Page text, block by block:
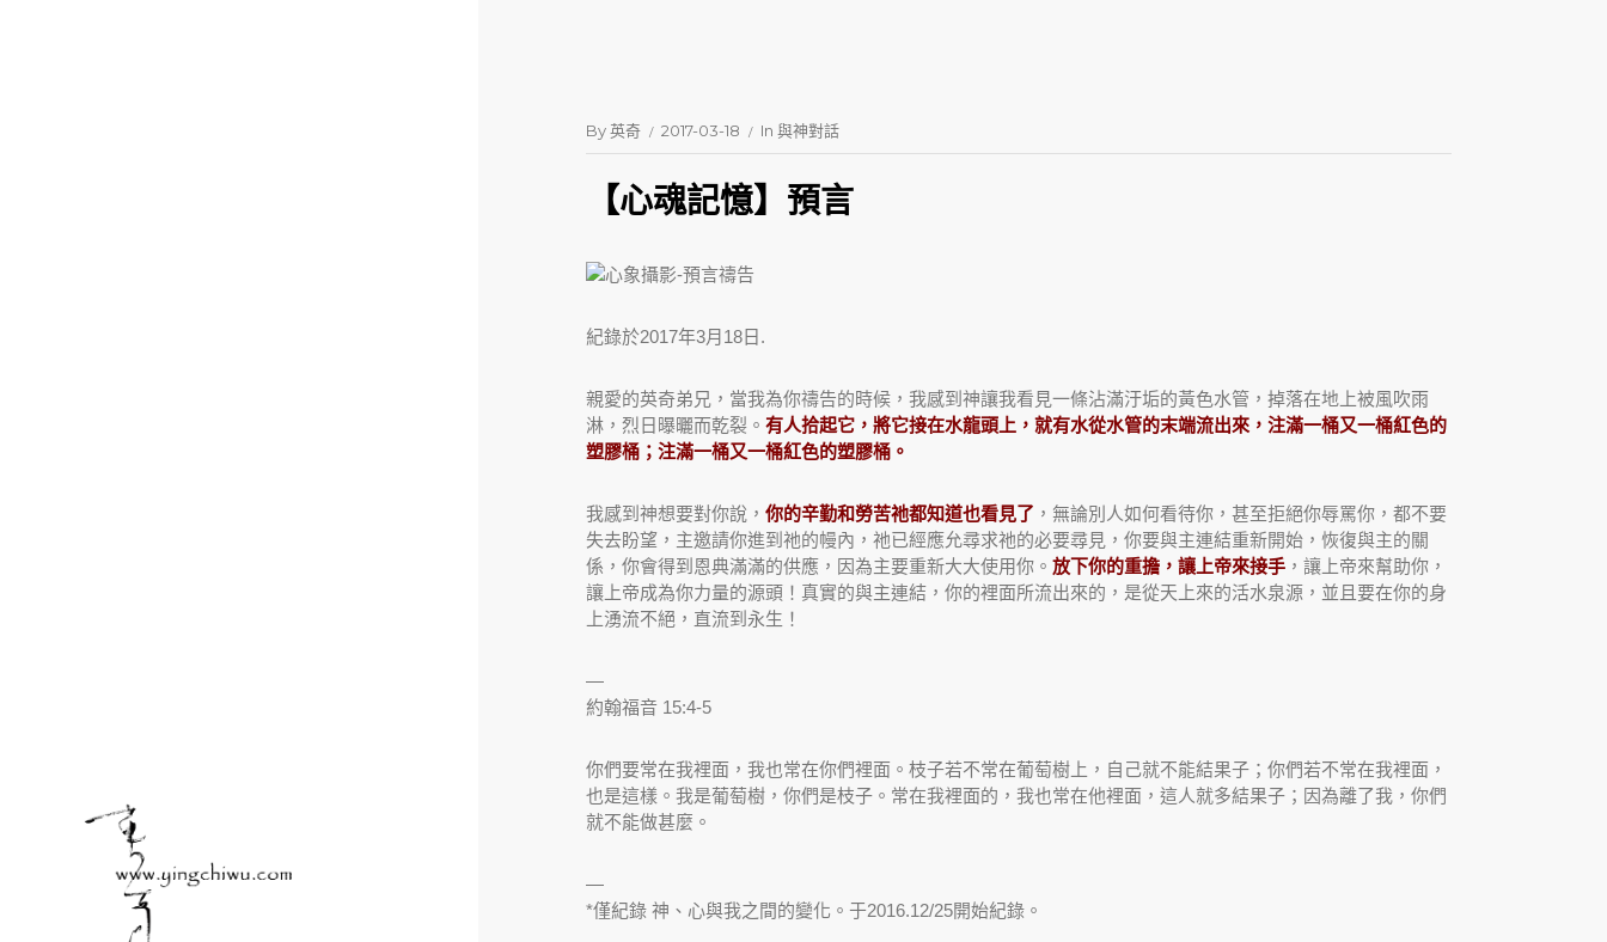
By英奇 2017-03-18 In 與神對話
【心魂記憶】預言
紀錄於2017年3月18日.
親愛的英奇弟兄，當我為你禱告的時候，我感到神讓我看見一條沾滿汙垢的黃色水管，掉落在地上被風吹雨
淋，烈日曝曬而乾裂。 有人拾起它，將它接在水龍頭上，就有水從水管的末端流出來，注滿一桶又一桶紅色的
塑膠桶；注滿一桶又一桶紅色的塑膠桶。
我感到神想要對你說， 你的辛勤和勞苦祂都知道也看見了 ，無論別人如何看待你，甚至拒絕你辱罵你，都不要
失去盼望，主邀請你進到祂的幔內，祂已經應允尋求祂的必要尋見，你要與主連結重新開始，恢復與主的關
係，你會得到恩典滿滿的供應，因為主要重新大大使用你。 放下你的重擔，讓上帝來接手 ，讓上帝來幫助你，
讓上帝成為你力量的源頭！真實的與主連結，你的裡面所流出來的，是從天上來的活水泉源，並且要在你的身
上湧流不絕，直流到永生！
—
約翰福音 15:4-5
你們要常在我裡面，我也常在你們裡面。枝子若不常在葡萄樹上，自己就不能結果子；你們若不常在我裡面，
也是這樣。我是葡萄樹，你們是枝子。常在我裡面的，我也常在他裡面，這人就多結果子；因為離了我，你們
就不能做甚麼。
—
*僅紀錄 神、心與我之間的變化。于2016.12/25開始紀錄。